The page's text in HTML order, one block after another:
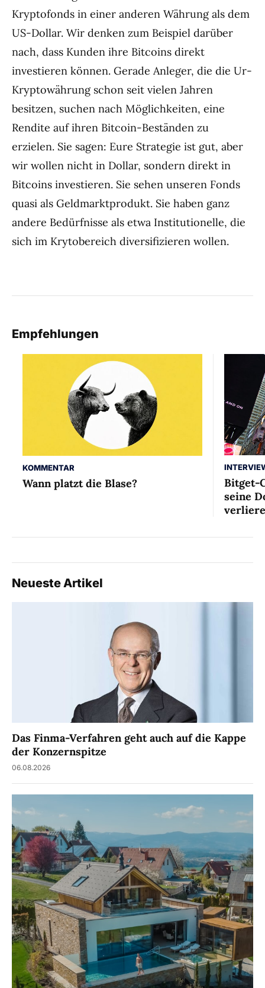
Kryptofonds in einer anderen Währung als dem
US-Dollar. Wir denken zum Beispiel darüber
nach, dass Kunden ihre Bitcoins direkt
investieren können. Gerade Anleger, die die Ur-
Kryptowährung schon seit vielen Jahren
besitzen, suchen nach Möglichkeiten, eine
Rendite auf ihren Bitcoin-Beständen zu
erzielen. Sie sagen: Eure Strategie ist gut, aber
wir wollen nicht in Dollar, sondern direkt in
Bitcoins investieren. Sie sehen unseren Fonds
quasi als Geldmarktprodukt. Sie haben ganz
andere Bedürfnisse als etwa Institutionelle, die
sich im Krytobereich diversifizieren wollen.
Empfehlungen
KOMMENTAR
Wann platzt die Blase?
Bitget-
seine
Neueste Artikel
Das Finma-Verfahren geht auch auf die Kappe
der Konzernspitze
06.08.2026